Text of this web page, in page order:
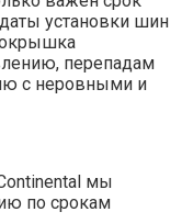
установки шин
перепадам
с неровными и
мы
по срокам